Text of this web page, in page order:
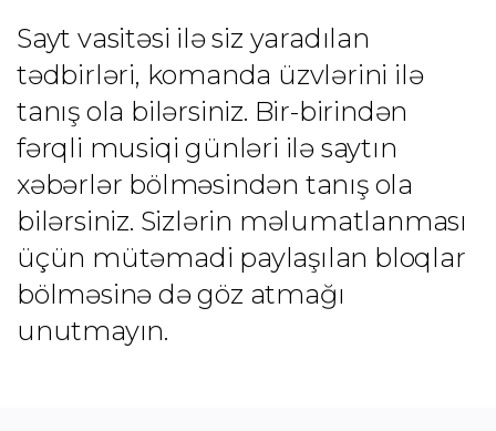
Sayt vasitəsi ilə siz yaradılan
tədbirləri, komanda üzvlərini ilə
tanış ola bilərsiniz. Bir-birindən
fərqli musiqi günləri ilə saytın
xəbərlər bölməsindən tanış ola
bilərsiniz. Sizlərin məlumatlanması
üçün mütəmadi paylaşılan bloqlar
bölməsinə də göz atmağı
unutmayın.